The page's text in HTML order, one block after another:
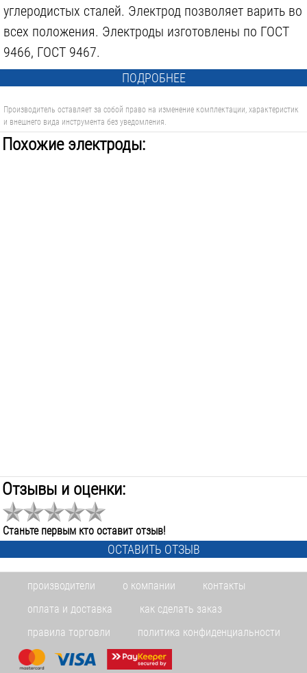
углеродистых сталей. Электрод позволяет варить во
всех положения. Электроды изготовлены по ГОСТ
9466, ГОСТ 9467.
ПОДРОБНЕЕ
Производитель оставляет за собой право на изменение комплектации, характеристик
и внешнего вида инструмента без уведомления.
Похожие электроды:
Отзывы и оценки:
Станьте первым кто оставит отзыв!
ОСТАВИТЬ ОТЗЫВ
производители о компании
контакты
оплата и доставка
как сделать заказ
правила торговли
политика конфиденциальности